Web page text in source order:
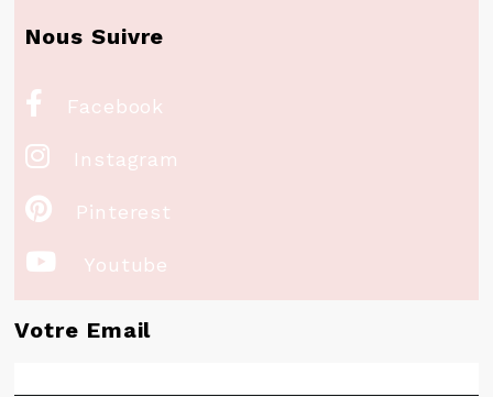
Nous Suivre
 Facebook
 Instagram
 Pinterest
 Youtube
Votre Email